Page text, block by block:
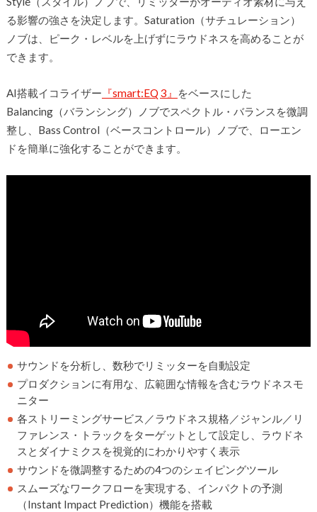
る影響の強さを決定します。Saturation（サチュレーション）
ノブは、ピーク・レベルを上げずにラウドネスを高めることが
できます。
AI搭載イコライザー 『smart:EQ 3』
をベースにした
Balancing（バランシング）ノブでスペクトル・バランスを微調
整し、Bass Control（ベースコントロール）ノブで、ローエン
ドを簡単に強化することができます。
サウンドを分析し、数秒でリミッターを自動設定
プロダクションに有用な、広範囲な情報を含むラウドネスモ
ニター
各ストリーミングサービス／ラウドネス規格／ジャンル／リ
ファレンス・トラックをターゲットとして設定し、ラウドネ
スとダイナミクスを視覚的にわかりやすく表示
サウンドを微調整するための4つのシェイピングツール
スムーズなワークフローを実現する、インパクトの予測
（Instant Impact Prediction）機能を搭載